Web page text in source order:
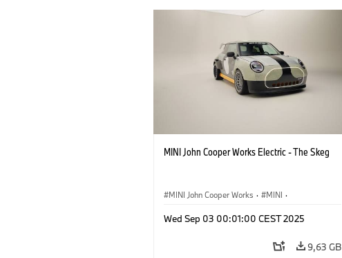
MINI John Cooper Works Electric - The Skeg
MINI John Cooper Works · MINI ·
Wed Sep 03 00:01:00 CEST 2025
9,63 GB